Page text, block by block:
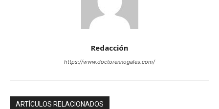
Redacción
https://www.doctorennogales.com/
ARTÍCULOS RELACIONADOS